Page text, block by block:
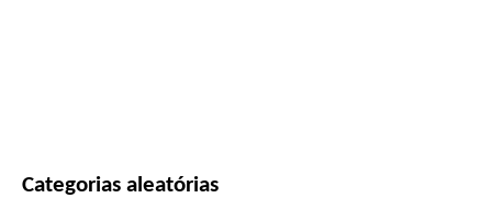
Categorias aleatórias